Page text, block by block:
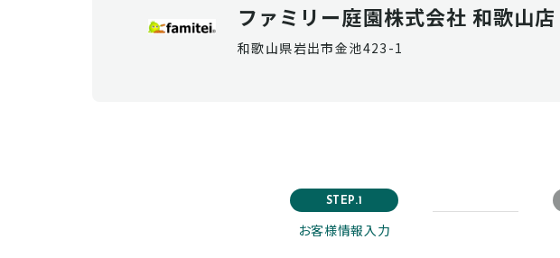
ファミリー庭園株式会社 和歌山店
和歌山県岩出市金池423-1
STEP.1
お客様情報入力